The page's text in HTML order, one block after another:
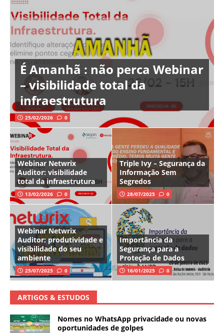
É Amanhã : não perca Webinar
– visibilidade total da
infraestrutura
25/02/2026 0
Webinar Netwrix
Auditor: visibilidade
total da infraestrutura
13/02/2026 0
Triple Ivy – Segurança da
Informação Sem
Segredos
28/07/2025 0
Webinar Netwrix
Auditor: produtividade e
visibilidade do seu
ambiente
25/07/2025 0
Importância da
Segurança para a
Proteção de Dados
16/01/2025 0
ARTIGOS & ESTUDOS
Nomes no WhatsApp privacidade ou novas
oportunidades de golpes